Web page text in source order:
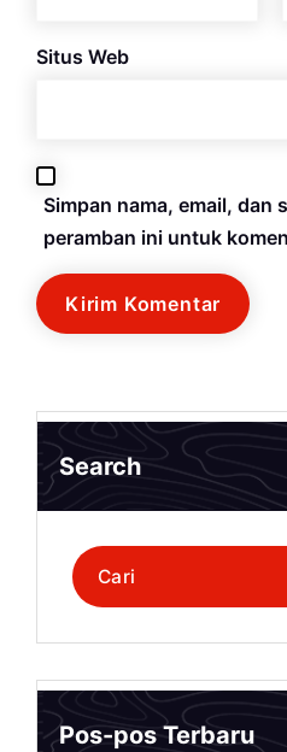
Situs Web
Simpan nama, email, dan
peramban ini untuk
Search
Pencarian
untuk:
Pos-pos Terbaru